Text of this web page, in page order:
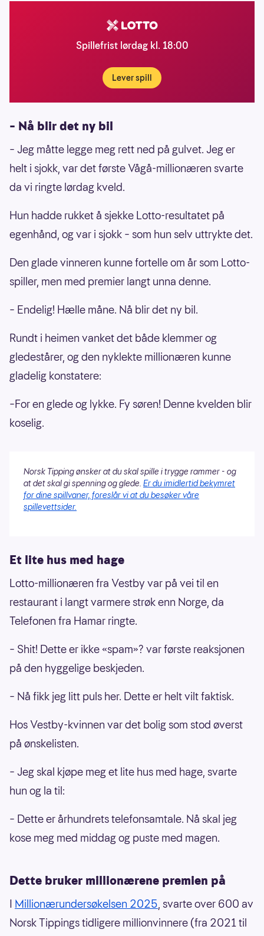
Spillefrist lørdag kl. 18:00
Lever spill
– Nå blir det ny bil
– Jeg måtte legge meg rett ned på gulvet. Jeg er
helt i sjokk, var det første Vågå-millionæren svarte
da vi ringte lørdag kveld.
Hun hadde rukket å sjekke Lotto-resultatet på
egenhånd, og var i sjokk – som hun selv uttrykte det.
Den glade vinneren kunne fortelle om år som Lotto-
spiller, men med premier langt unna denne.
– Endelig! Hælle måne. Nå blir det ny bil.
Rundt i heimen vanket det både klemmer og
gledestårer, og den nyklekte millionæren kunne
gladelig konstatere:
–For en glede og lykke. Fy søren! Denne kvelden blir
koselig.
Norsk Tipping ønsker at du skal spille i trygge rammer - og
at det skal gi spenning og glede. Er du imidlertid bekymret
for dine spillvaner, foreslår vi at du besøker våre
spillevettsider.
Et lite hus med hage
Lotto-millionæren fra Vestby var på vei til en
restaurant i langt varmere strøk enn Norge, da
Telefonen fra Hamar ringte.
– Shit! Dette er ikke «spam»? var første reaksjonen
på den hyggelige beskjeden.
– Nå fikk jeg litt puls her. Dette er helt vilt faktisk.
Hos Vestby-kvinnen var det bolig som stod øverst
på ønskelisten.
– Jeg skal kjøpe meg et lite hus med hage, svarte
hun og la til:
– Dette er århundrets telefonsamtale. Nå skal jeg
kose meg med middag og puste med magen.
Dette bruker millionærene premien på
I Millionærundersøkelsen 2025, svarte over 600 av
Norsk Tippings tidligere millionvinnere (fra 2021 til